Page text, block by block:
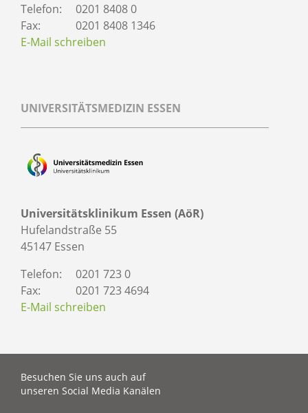
Telefon:
0201 8408 0
Fax:
0201 8408 1346
E-Mail schreiben
UNIVERSITÄTSMEDIZIN ESSEN
Universitätsklinikum Essen (AöR)
Hufelandstraße 55
45147 Essen
Telefon:
0201 723 0
Fax:
0201 723 4694
E-Mail schreiben
Besuchen Sie uns auch auf
unseren Social Media Kanälen